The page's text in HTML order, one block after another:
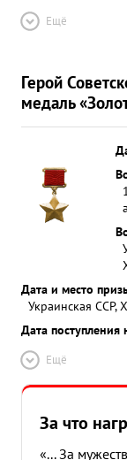
Ещё
Герой
медаль
Дата и место
Украинская ССР,
Дата поступления
Ещё
За что
«... За